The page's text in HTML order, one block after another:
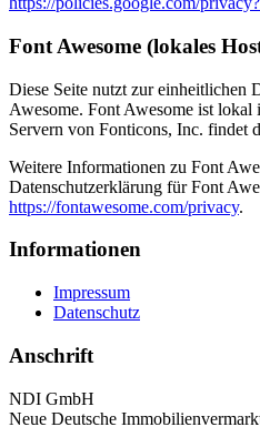
Font Awesome (lokales
Diese Seite nutzt zur einheitlichen
Awesome. Font Awesome ist
Servern von Fonticons, Inc. findet
Weitere Informationen zu Font
Datenschutzerklärung für Font
https://fontawesome.com/privacy.
Informationen
Impressum
Datenschutz
Anschrift
NDI GmbH
Neue Deutsche